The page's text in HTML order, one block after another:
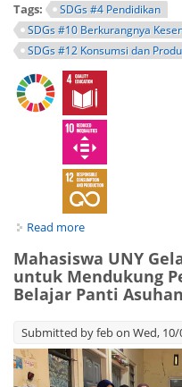
Tags:
SDGs #4 Pendidikan
SDGs #10 Berkurangnya
SDGs #12 Konsumsi dan
Read more
Mahasiswa UNY
untuk Mendukung
Belajar Panti Asuhan
Submitted byfebon Wed, 10/